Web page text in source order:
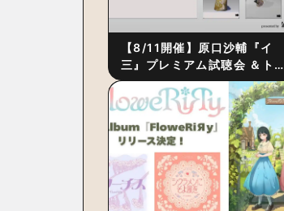
【8/11開催】原口沙輔『イ
三』プレミアム試聴会 ＆ト
ーク・セッション 〜完成直
後の“ピュアな原音体験”と制
作秘話